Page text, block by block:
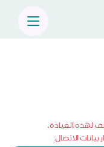
لهذه العيادة،
الاتصال: